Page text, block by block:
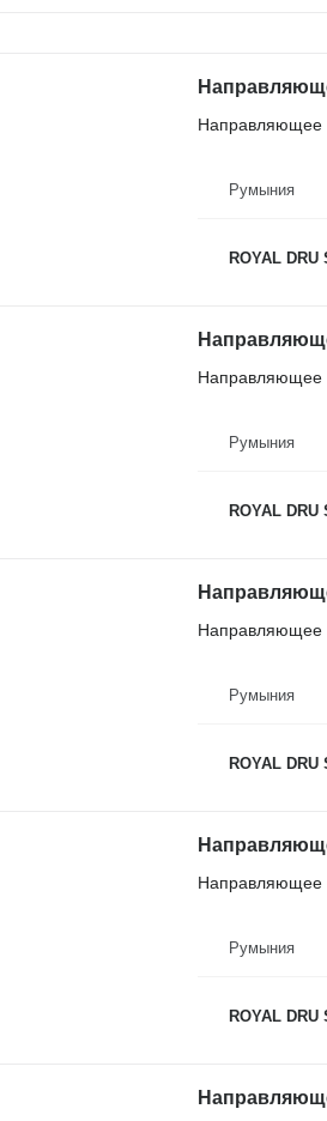
Направляющее
Румыния
ROYAL DRU
Направляющее
Румыния
ROYAL DRU
Направляющее
Румыния
ROYAL DRU
Направляющее
Румыния
ROYAL DRU